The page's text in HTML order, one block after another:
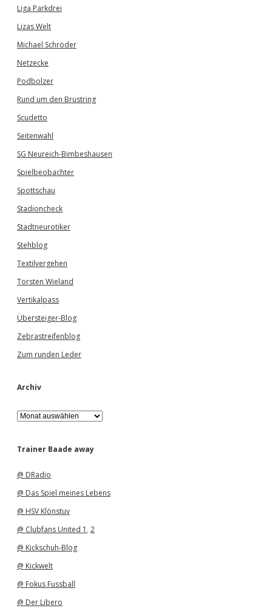
Liga Parkdrei
Lizas Welt
Michael Schröder
Netzecke
Podbolzer
Rund um den Brustring
Scudetto
Seitenwahl
SG Neureich-Bimbeshausen
Spielbeobachter
Spottschau
Stadioncheck
Stadtneurotiker
Stehblog
Textilvergehen
Torsten Wieland
Vertikalpass
Übersteiger-Blog
Zebrastreifenblog
Zum runden Leder
Archiv
A
r
h
Trainer Baade away
@ DRadio
@ Das Spiel meines Lebens
@ HSV Klönstuv
@ Clubfans United 1 , 2
@ Kickschuh-Blog
@ Kickwelt
@ Fokus Fussball
@ Der Libero